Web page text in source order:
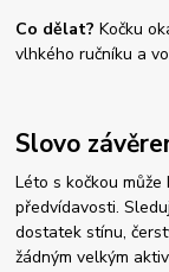
Co dělat? Kočku
vlhkého ručníku a
Slovo
Léto s kočkou
předvídavosti.
dostatek stínu,
žádným velkým